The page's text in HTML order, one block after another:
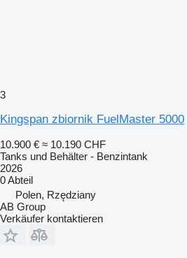
3
Kingspan zbiornik FuelMaster 5000
10.900 € ≈ 10.190 CHF
Tanks und Behälter - Benzintank
2026
0 Abteil
Polen, Rzędziany
AB Group
Verkäufer kontaktieren